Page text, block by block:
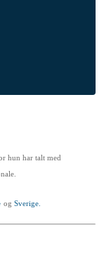
hun har talt med
og Sverige.